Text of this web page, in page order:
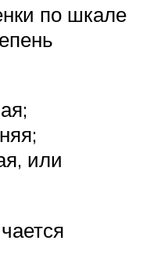
по шкале
или